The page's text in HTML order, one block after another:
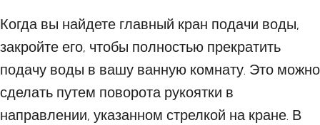
Когда вы найдете главный кран подачи воды,
закройте его, чтобы полностью прекратить
подачу воды в вашу ванную комнату. Это можно
сделать путем поворота рукоятки в
направлении, указанном стрелкой на кране. В